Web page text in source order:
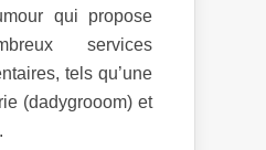
qui propose
services
tels qu’une
(dadygrooom) et